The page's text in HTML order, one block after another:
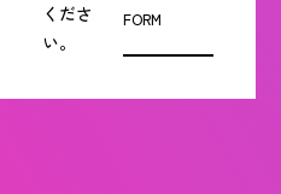
くださ
い。
FORM